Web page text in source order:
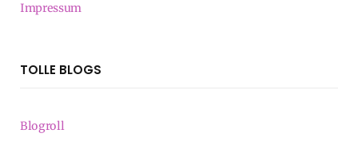
Impressum
TOLLE BLOGS
Blogroll